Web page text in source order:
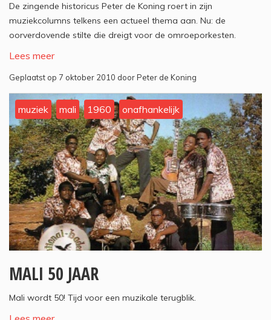
De zingende historicus Peter de Koning roert in zijn
muziekcolumns telkens een actueel thema aan. Nu: de
oorverdovende stilte die dreigt voor de omroeporkesten.
Lees meer
Geplaatst op 7 oktober 2010 door Peter de Koning
muziek mali 1960 onafhankelijk
MALI 50 JAAR
Mali wordt 50! Tijd voor een muzikale terugblik.